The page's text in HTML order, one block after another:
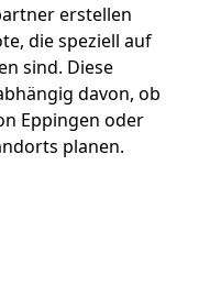
erstellen
die speziell auf
sind. Diese
davon, ob
Eppingen oder
planen.